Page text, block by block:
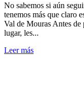
No sabemos si aún
tenemos más que claro
Val de Mouras Antes de
lugar, les...
Leer más